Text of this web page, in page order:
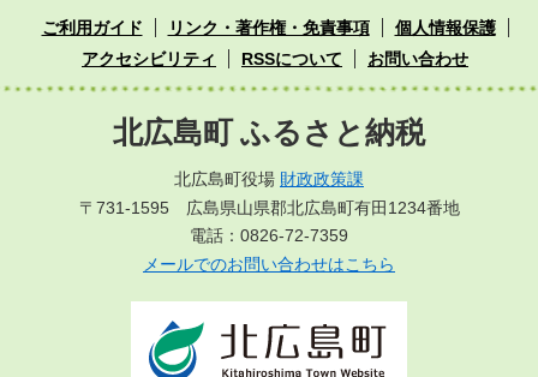
ご利用ガイド リンク・著作権・免責事項
個人情報保護
アクセシビリティ
RSSについて お問い合わせ
北広島町 ふるさと納税
北広島町役場 財政政策課
〒731-1595 広島県山県郡北広島町有田1234番地
電話：0826-72-7359
メールでのお問い合わせはこちら